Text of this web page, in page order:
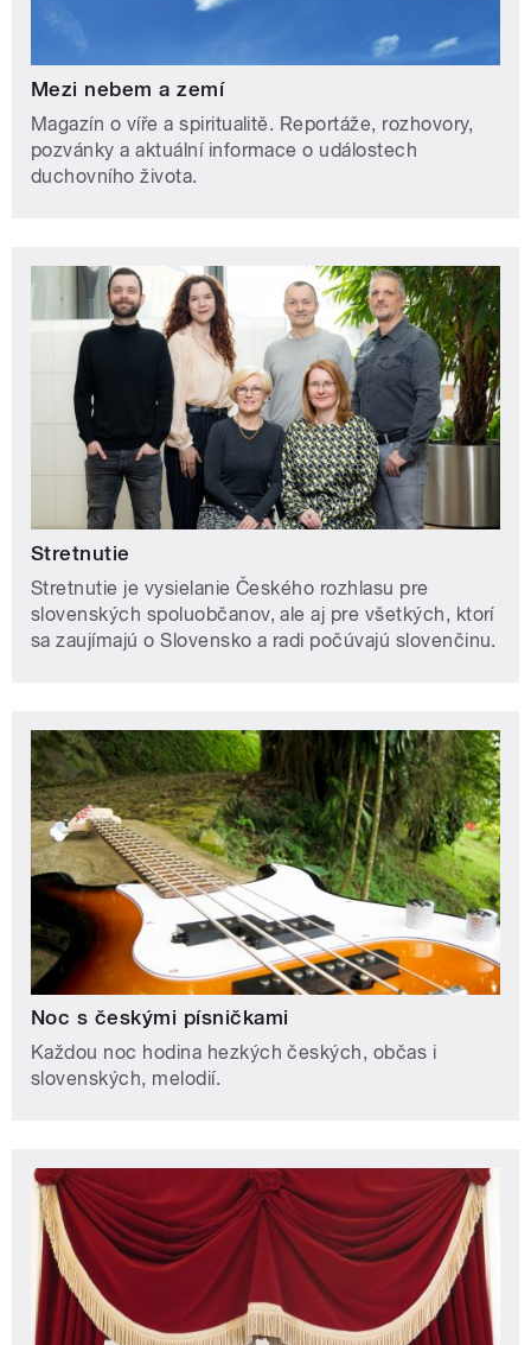
Mezi nebem a zemí
Magazín o víře a spiritualitě. Reportáže, rozhovory,
pozvánky a aktuální informace o událostech
duchovního života.
Stretnutie
Stretnutie je vysielanie Českého rozhlasu pre
slovenských spoluobčanov, ale aj pre všetkých, ktorí
sa zaujímajú o Slovensko a radi počúvajú slovenčinu.
Noc s českými písničkami
Každou noc hodina hezkých českých, občas i
slovenských, melodií.